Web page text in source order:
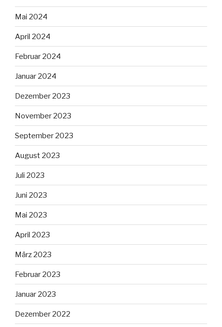
Mai 2024
April 2024
Februar 2024
Januar 2024
Dezember 2023
November 2023
September 2023
August 2023
Juli 2023
Juni 2023
Mai 2023
April 2023
März 2023
Februar 2023
Januar 2023
Dezember 2022